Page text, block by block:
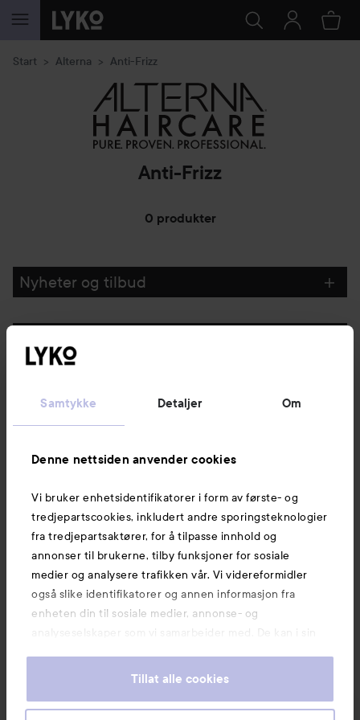
Samtykke Detaljer Om
Denne nettsiden anvender cookies
Vi bruker enhetsidentifikatorer i form av første- og
tredjepartscookies, inkludert andre sporingsteknologier
fra tredjepartsaktører, for å tilpasse innhold og
annonser til brukerne, tilby funksjoner for sosiale
medier og analysere trafikken vår. Vi videreformidler
også slike identifikatorer og annen informasjon fra
enheten din til sosiale medier, annonse- og
analyseselskaper som vi samarbeider med. De kan i sin
informasjon som du har oppgitt eller som de har samlet
våre cookies ved å fortsette å bruke nettsiden vår. For
Tillat alle cookies
GÅ TIL INNHOLD
Start Alterna Anti-Frizz
Anti-Frizz
0 produkter
GÅ TIL FILTRE
Nyheter og tilbud
Kundeservice
Informasjon
Også av interesse